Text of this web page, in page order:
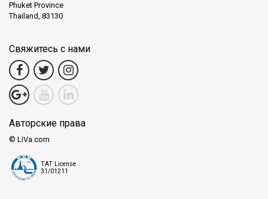
Phuket Province
Thailand, 83130
Свяжитесь с нами
Авторские права
© LiVa.com
TAT License
31/01211